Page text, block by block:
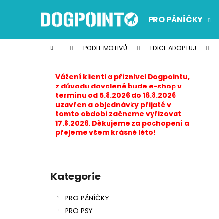
PRO PÁNÍČKY
Domů PODLE MOTIVŮ EDICE ADOPTUJ
Vážení klienti a příznivci Dogpointu,
z důvodu dovolené bude e-shop v
termínu od 5.8.2026 do 16.8.2026
uzavřen a objednávky přijaté v
tomto období začneme vyřizovat
17.8.2026. Děkujeme za pochopení a
přejeme všem krásné léto!
kategorie
Kategorie
PRO PÁNÍČKY
PRO PSY
í
Zpět
do
Zpět
do